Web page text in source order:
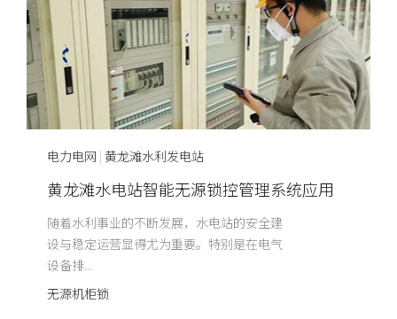
电力电网 | 黄龙滩水利发电站
黄龙滩水电站智能无源锁控管理系统应用
随着水利事业的不断发展，水电站的安全建
设与稳定运营显得尤为重要。特别是在电气
设备排...
无源机柜锁